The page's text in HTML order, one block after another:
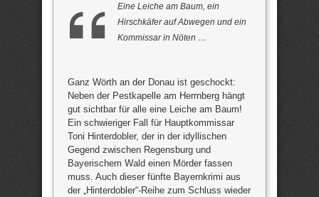
Eine Leiche am Baum, ein
Hirschkäfer auf Abwegen und ein
Kommissar in Nöten …
Ganz Wörth an der Donau ist geschockt:
Neben der Pestkapelle am Herrnberg hängt
gut sichtbar für alle eine Leiche am Baum!
Ein schwieriger Fall für Hauptkommissar
Toni Hinterdobler, der in der idyllischen
Gegend zwischen Regensburg und
Bayerischem Wald einen Mörder fassen
muss. Auch dieser fünfte Bayernkrimi aus
der „Hinterdobler“-Reihe zum Schluss wieder